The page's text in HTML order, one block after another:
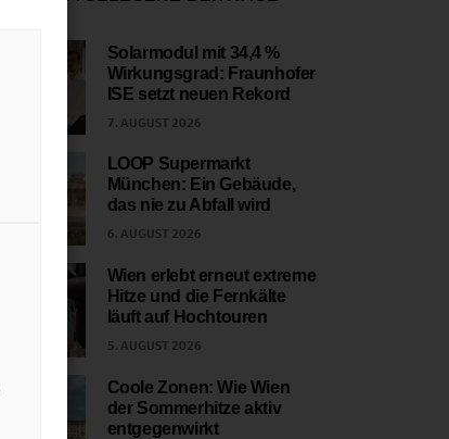
Solarmodul mit 34,4 %
Wirkungsgrad: Fraunhofer
ISE setzt neuen Rekord
7. AUGUST 2026
LOOP Supermarkt
München: Ein Gebäude,
das nie zu Abfall wird
6. AUGUST 2026
Wien erlebt erneut extreme
Hitze und die Fernkälte
läuft auf Hochtouren
5. AUGUST 2026
Coole Zonen: Wie Wien
der Sommerhitze aktiv
entgegenwirkt